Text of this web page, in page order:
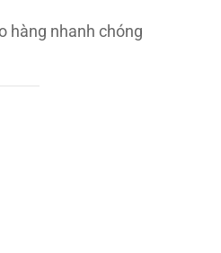
hàng nhanh chóng